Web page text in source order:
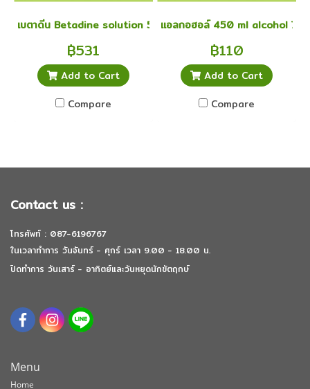
เบตาดีน Betadine solution 500 มล.
฿531
Add to Cart
Compare
แอลกอฮอล์ 450 ml alcohol
฿110
Add to Cart
Compare
Contact us :
โทรศัพท์ : 087-6196767
ในเวลาทำการ วันจันทร์ - ศุกร์ เวลา 9.00 - 18.00 น.
ปิดทำการ วันเสาร์ - อาทิตย์และวันหยุดนักขัตฤกษ์
Menu
Home